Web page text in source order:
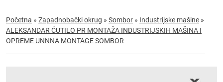
Početna » Zapadnobački okrug » Sombor » Industrijske mašine »
ALEKSANDAR ĆUTILO PR MONTAŽA INDUSTRIJSKIH MAŠINA I
OPREME UNNNA MONTAGE SOMBOR